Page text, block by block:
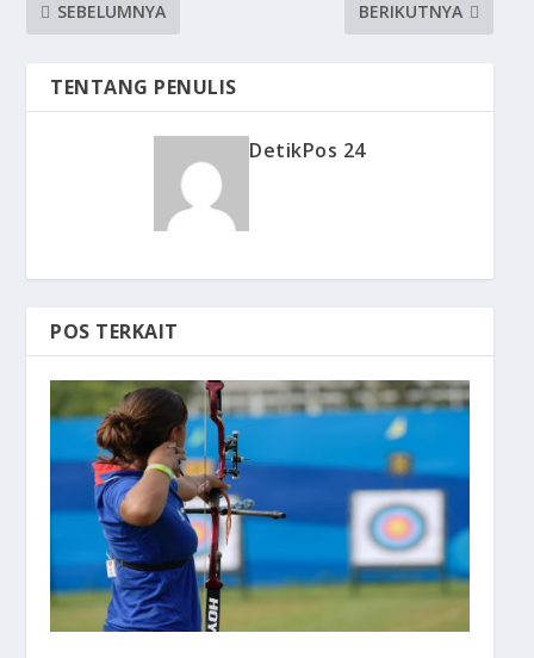
SEBELUMNYA BERIKUTNYA
TENTANG PENULIS
DetikPos 24
POS TERKAIT